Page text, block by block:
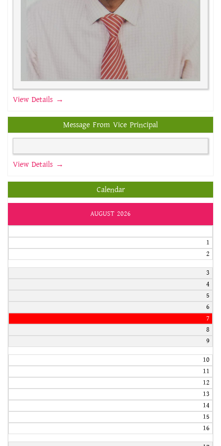
View Details →
Message From Vice Principal
View Details →
Calendar
AUGUST 2026
1
2
3
4
5
6
7
8
9
10
11
12
13
14
15
16